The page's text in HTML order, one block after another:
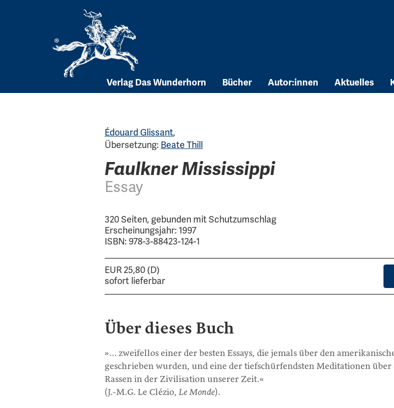
Verlag Das Wunderhorn Bücher Autor:innen Aktuelles
Édouard Glissant,
Übersetzung: Beate Thill
Faulkner Mississippi
Essay
320 Seiten, gebunden mit Schutzumschlag
Erscheinungsjahr: 1997
ISBN: 978-3-88423-124-1
EUR 25,80 (D)
sofort lieferbar
Über dieses Buch
»… zweifellos einer der besten Essays, die jemals über den
geschrieben wurden, und eine der tiefschürfendsten Meditationen über
Rassen in der Zivilisation unserer Zeit.«
(J.-M.G. Le Clézio, Le Monde).